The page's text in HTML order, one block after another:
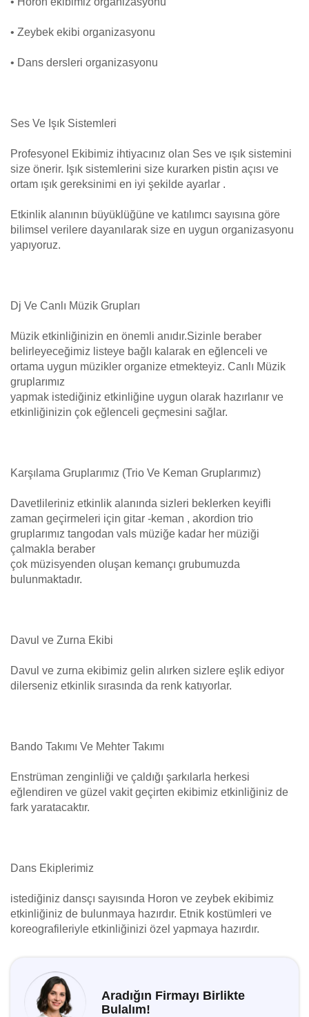
• Zeybek ekibi organizasyonu
• Dans dersleri organizasyonu
Ses Ve Işık Sistemleri
Profesyonel Ekibimiz ihtiyacınız olan Ses ve ışık sistemini
size önerir. Işık sistemlerini size kurarken pistin açısı ve
ortam ışık gereksinimi en iyi şekilde ayarlar .
Etkinlik alanının büyüklüğüne ve katılımcı sayısına göre
bilimsel verilere dayanılarak size en uygun organizasyonu
yapıyoruz.
Dj Ve Canlı Müzik Grupları
Müzik etkinliğinizin en önemli anıdır.Sizinle beraber
belirleyeceğimiz listeye bağlı kalarak en eğlenceli ve
ortama uygun müzikler organize etmekteyiz. Canlı Müzik
gruplarımız
yapmak istediğiniz etkinliğine uygun olarak hazırlanır ve
etkinliğinizin çok eğlenceli geçmesini sağlar.
Karşılama Gruplarımız (Trio Ve Keman Gruplarımız)
Davetlileriniz etkinlik alanında sizleri beklerken keyifli
zaman geçirmeleri için gitar -keman , akordion trio
gruplarımız tangodan vals müziğe kadar her müziği
çalmakla beraber
çok müzisyenden oluşan kemançı grubumuzda
bulunmaktadır.
Davul ve Zurna Ekibi
Davul ve zurna ekibimiz gelin alırken sizlere eşlik ediyor
dilerseniz etkinlik sırasında da renk katıyorlar.
Bando Takımı Ve Mehter Takımı
Enstrüman zenginliği ve çaldığı şarkılarla herkesi
eğlendiren ve güzel vakit geçirten ekibimiz etkinliğiniz de
fark yaratacaktır.
Dans Ekiplerimiz
istediğiniz dansçı sayısında Horon ve zeybek ekibimiz
etkinliğiniz de bulunmaya hazırdır. Etnik kostümleri ve
koreografileriyle etkinliğinizi özel yapmaya hazırdır.
Aradığın Firmayı Birlikte
Bulalım!